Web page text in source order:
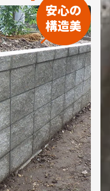
安心の
構造美